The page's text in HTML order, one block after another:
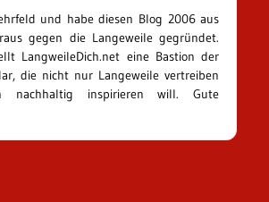
und habe diesen Blog 2006 aus
gegen die Langeweile gegründet.
LangweileDich.net eine Bastion der
die nicht nur Langeweile vertreiben
nachhaltig inspirieren will. Gute